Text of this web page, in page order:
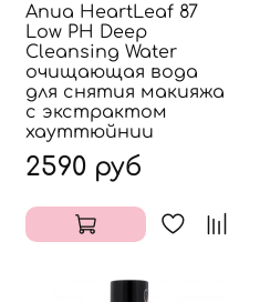
Anua HeartLeaf 87
Low PH Deep
Cleansing Water
очищающая вода
для снятия макияжа
с экстрактом
хауттюйнии
2590 руб